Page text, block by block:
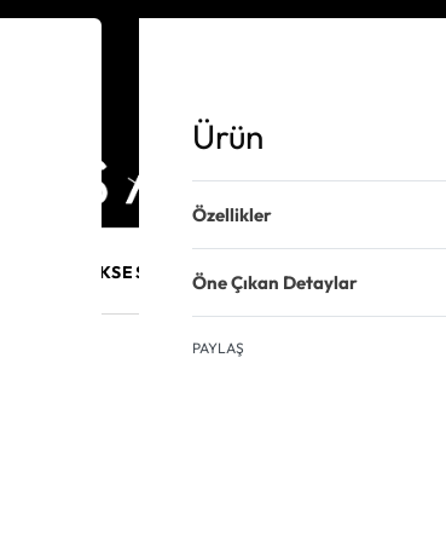
PURO AKSESUARLARI KALEM VE AKSESUAR
Ürün
Özellikler
Öne Çıkan Detaylar
PAYLAŞ